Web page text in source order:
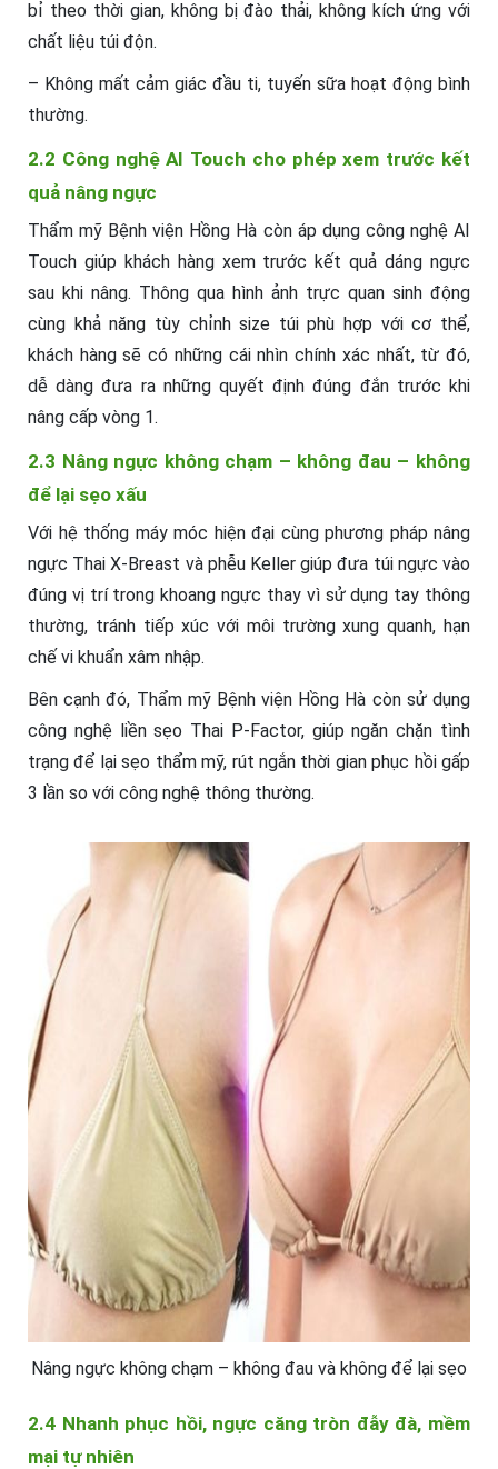
bỉ theo thời gian, không bị đào thải, không kích ứng với
chất liệu túi độn.
– Không mất cảm giác đầu ti, tuyến sữa hoạt động bình
thường.
2.2 Công nghệ AI Touch cho phép xem trước kết
quả nâng ngực
Thẩm mỹ Bệnh viện Hồng Hà còn áp dụng công nghệ AI
Touch giúp khách hàng xem trước kết quả dáng ngực
sau khi nâng. Thông qua hình ảnh trực quan sinh động
cùng khả năng tùy chỉnh size túi phù hợp với cơ thể,
khách hàng sẽ có những cái nhìn chính xác nhất, từ đó,
dễ dàng đưa ra những quyết định đúng đắn trước khi
nâng cấp vòng 1.
2.3 Nâng ngực không chạm – không đau – không
để lại sẹo xấu
Với hệ thống máy móc hiện đại cùng phương pháp nâng
ngực Thai X-Breast và phễu Keller giúp đưa túi ngực vào
đúng vị trí trong khoang ngực thay vì sử dụng tay thông
thường, tránh tiếp xúc với môi trường xung quanh, hạn
chế vi khuẩn xâm nhập.
Bên cạnh đó, Thẩm mỹ Bệnh viện Hồng Hà còn sử dụng
công nghệ liền sẹo Thai P-Factor, giúp ngăn chặn tình
trạng để lại sẹo thẩm mỹ, rút ngắn thời gian phục hồi gấp
3 lần so với công nghệ thông thường.
Nâng ngực không chạm – không đau và không để lại sẹo
2.4 Nhanh phục hồi, ngực căng tròn đẫy đà, mềm
mại tự nhiên